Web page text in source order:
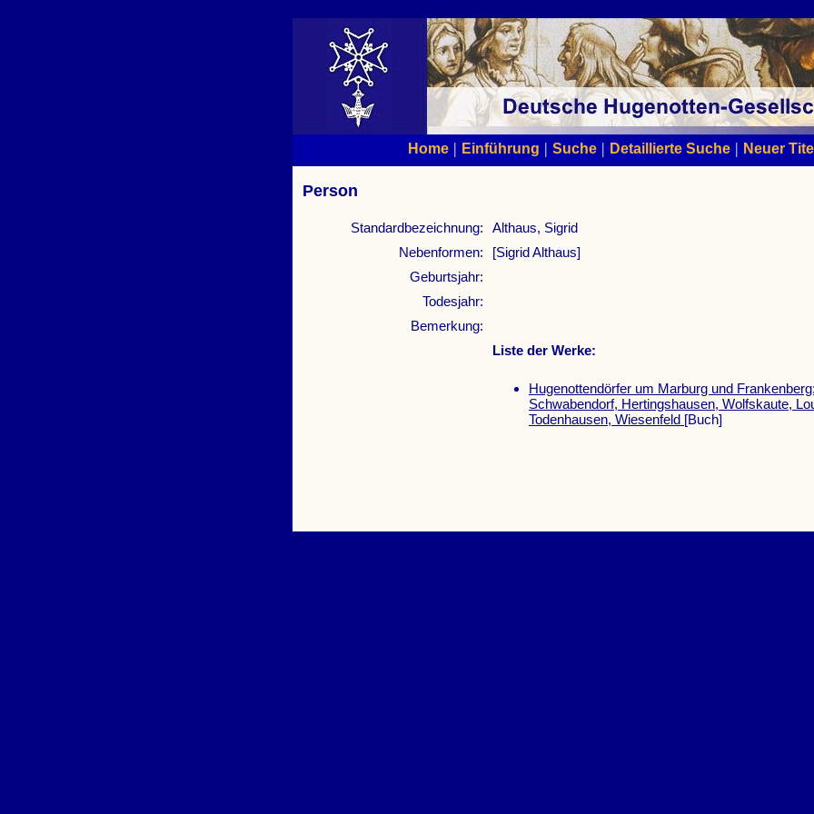
Home | Einführung | Suche | Detaillierte Suche | Neuer
Person
Standardbezeichnung:
Althaus, Sigrid
Nebenformen:
[Sigrid Althaus]
Geburtsjahr:
Todesjahr:
Bemerkung:
Liste der Werke:
Hugenottendörfer um Marburg und
Schwabendorf, Hertingshausen, Wolfskaute,
Todenhausen, Wiesenfeld [Buch]